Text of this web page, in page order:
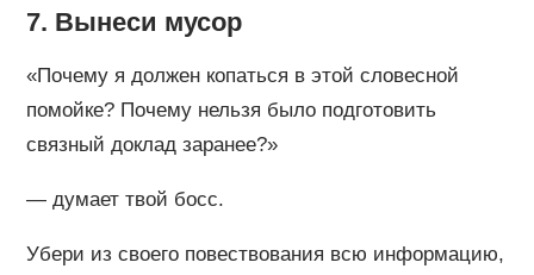
7. Вынеси мусор
«Почему я должен копаться в этой словесной
помойке? Почему нельзя было подготовить
связный доклад заранее?»
— думает твой босс.
Убери из своего повествования всю информацию,